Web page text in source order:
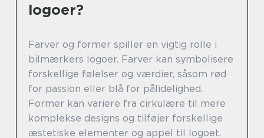
logoer?
Farver og former spiller en vigtig rolle i
bilmærkers logoer. Farver kan symbolisere
forskellige følelser og værdier, såsom rød
for passion eller blå for pålidelighed.
Former kan variere fra cirkulære til mere
komplekse designs og tilføjer forskellige
æstetiske elementer og appel til logoet.